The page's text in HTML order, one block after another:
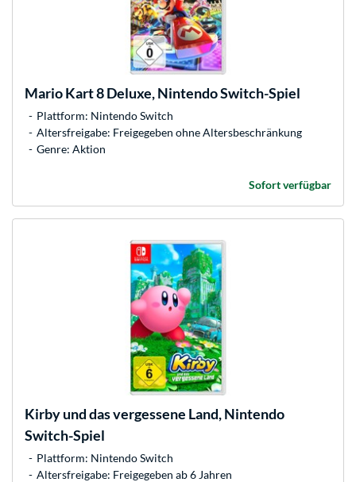
Mario Kart 8 Deluxe, Nintendo Switch-Spiel
Plattform: Nintendo Switch
Altersfreigabe: Freigegeben ohne Altersbeschränkung
Genre: Aktion
Sofort verfügbar
Kirby und das vergessene Land, Nintendo
Switch-Spiel
Plattform: Nintendo Switch
Altersfreigabe: Freigegeben ab 6 Jahren